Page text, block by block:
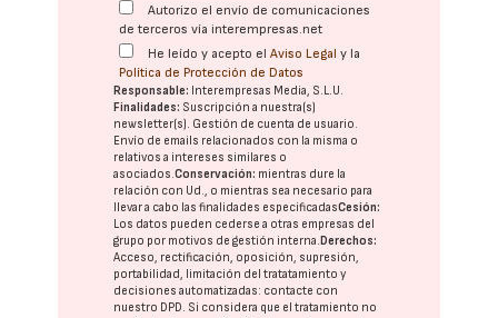
Autorizo el envío de comunicaciones
de terceros vía interempresas.net
He leído y acepto elAviso Legal y la
Política de Protección de Datos
Responsable: Interempresas Media, S.L.U.
Finalidades: Suscripción a nuestra(s)
newsletter(s). Gestión de cuenta de usuario.
Envío de emails relacionados con la misma o
relativos a intereses similares o
asociados.Conservación: mientras dure la
relación con Ud., o mientras sea necesario para
llevar a cabo las finalidades especificadasCesión:
Los datos pueden cederse a otras empresas del
grupo por motivos de gestión interna.Derechos:
Acceso, rectificación, oposición, supresión,
portabilidad, limitación del tratatamiento y
decisiones automatizadas: contacte con
nuestro DPD. Si considera que el tratamiento no